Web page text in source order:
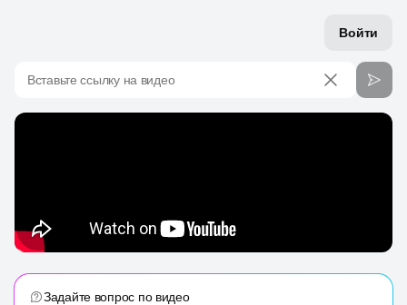
Войти
Вставьте ссылку на видео
Задайте вопрос по видео